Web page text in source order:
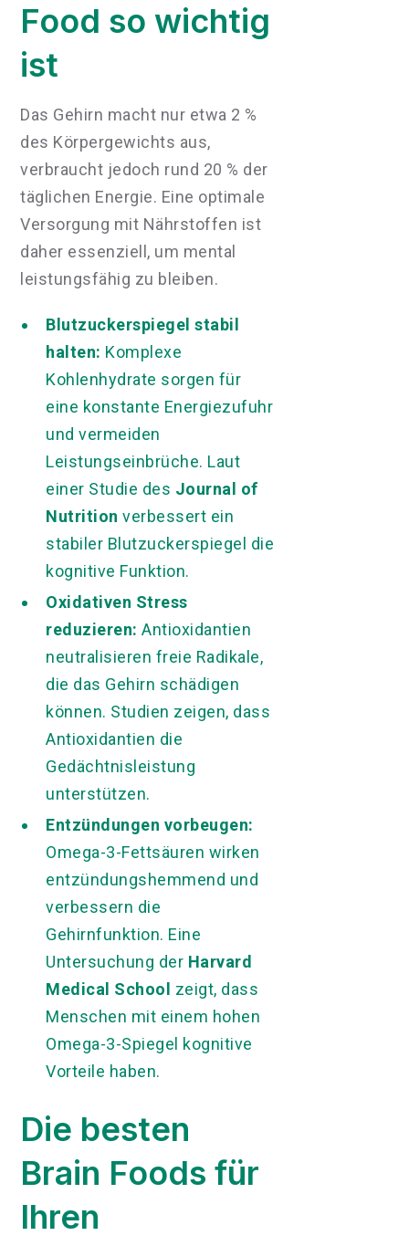
Food so wichtig
ist
Das Gehirn macht nur etwa 2 %
des Körpergewichts aus,
verbraucht jedoch rund 20 % der
täglichen Energie. Eine optimale
Versorgung mit Nährstoffen ist
daher essenziell, um mental
leistungsfähig zu bleiben.
Blutzuckerspiegel stabil
halten: Komplexe
Kohlenhydrate sorgen für
eine konstante Energiezufuhr
und vermeiden
Leistungseinbrüche. Laut
einer Studie des Journal of
Nutrition verbessert ein
stabiler Blutzuckerspiegel die
kognitive Funktion.
Oxidativen Stress
reduzieren: Antioxidantien
neutralisieren freie Radikale,
die das Gehirn schädigen
können. Studien zeigen, dass
Antioxidantien die
Gedächtnisleistung
unterstützen.
Entzündungen vorbeugen:
Omega-3-Fettsäuren wirken
entzündungshemmend und
verbessern die
Gehirnfunktion. Eine
Untersuchung der Harvard
Medical School zeigt, dass
Menschen mit einem hohen
Omega-3-Spiegel kognitive
Vorteile haben.
Die besten
Brain Foods für
Ihren